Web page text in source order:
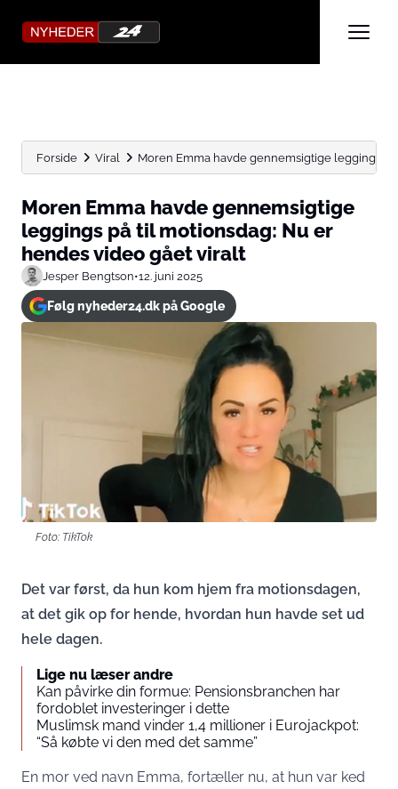
Forside Viral Moren Emma havde gennemsigtige leggings på
Moren Emma havde gennemsigtige
leggings på til motionsdag: Nu er
hendes video gået viralt
Jesper Bengtson•12. juni 2025
Følg nyheder24.dk på Google
Foto: TikTok
Det var først, da hun kom hjem fra motionsdagen,
at det gik op for hende, hvordan hun havde set ud
hele dagen.
Lige nu læser andre
Kan påvirke din formue: Pensionsbranchen har
fordoblet investeringer i dette
Muslimsk mand vinder 1,4 millioner i Eurojackpot:
“Så købte vi den med det samme”
En mor ved navn Emma, fortæller nu, at hun var ked